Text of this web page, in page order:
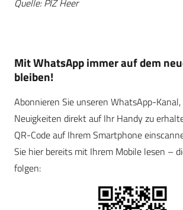
Quelle: PIZ Heer
Mit WhatsApp immer auf dem
bleiben!
Abonnieren Sie unseren WhatsApp-
Neuigkeiten direkt auf Ihr Handy zu
QR-Code auf Ihrem Smartphone
Sie hier bereits mit Ihrem Mobile lesen –
folgen: